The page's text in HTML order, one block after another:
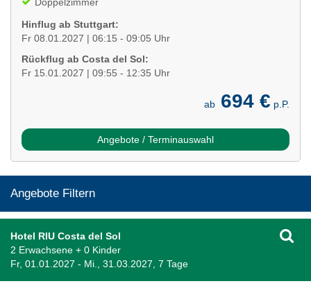
Hinflug ab Stuttgart:
Fr 08.01.2027 | 06:15 - 09:05 Uhr
Rückflug ab Costa del Sol:
Fr 15.01.2027 | 09:55 - 12:35 Uhr
ab 694 € p.P.
Angebote / Terminauswahl
Angebote Filtern
Hotel RIU Costa del Sol
2 Erwachsene + 0 Kinder
Fr, 01.01.2027 - Mi., 31.03.2027, 7 Tage